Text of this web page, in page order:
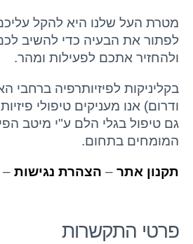
מטרת העל שלנו היא להקל
לפתור את הבעיה כדי להשיב
ולהחזיר אתכם לפעילות ומהר.
בקליניקות לפיזיותרפיה ברחבי
ודרום) אנו מעניקים טיפולי
גם טיפול בגלי הלם ע"י מיטב
המומחים בתחום.
תקנון אתר– הצהרת נגישות–
פרטי התקשרות